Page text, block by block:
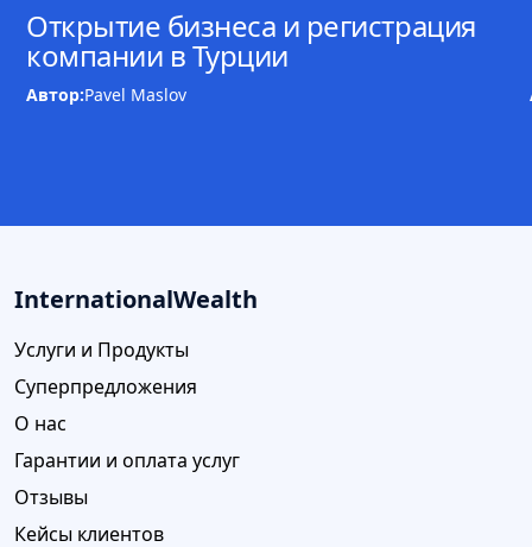
Открытие бизнеса и регистрация
компании в Турции
Автор:Pavel Maslov
InternationalWealth
Услуги и Продукты
Суперпредложения
О нас
Гарантии и оплата услуг
Отзывы
Кейсы клиентов